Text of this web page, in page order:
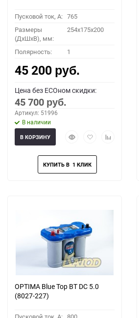
Пусковой ток, A: 765
Размеры
(ДхШхВ), мм:
254x175x200
Полярность: 1
45 200 руб.
Цена без ECOном скидки:
45 700 руб.
Артикул: 51996
В наличии
БыстрыйДобавить
избранное
Добавить
В КОРЗИНУ
OPTIMA Blue Top BT DC 5.0
(8027-227)